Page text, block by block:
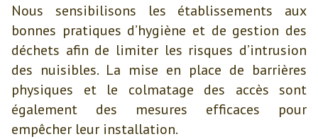
Nous sensibilisons les établissements aux
bonnes pratiques d’hygiène et de gestion des
déchets afin de limiter les risques d’intrusion
des nuisibles. La mise en place de barrières
physiques et le colmatage des accès sont
également des mesures efficaces pour
empêcher leur installation.